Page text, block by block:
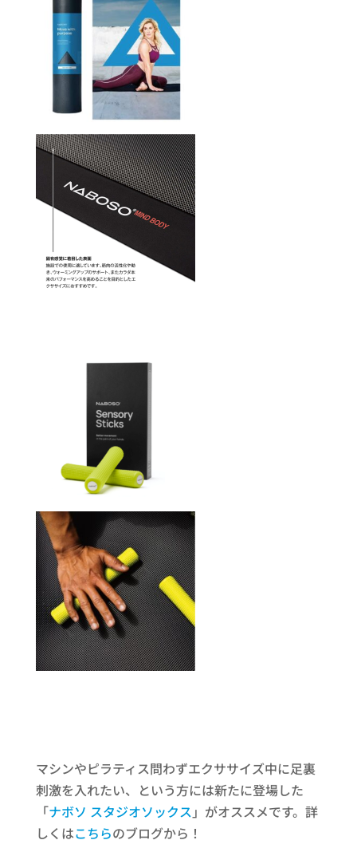
マシンやピラティス問わずエクササイズ中に足裏
刺激を入れたい、という方には新たに登場した
「ナボソ スタジオソックス 」がオススメです。詳
しくはこちらのブログから！